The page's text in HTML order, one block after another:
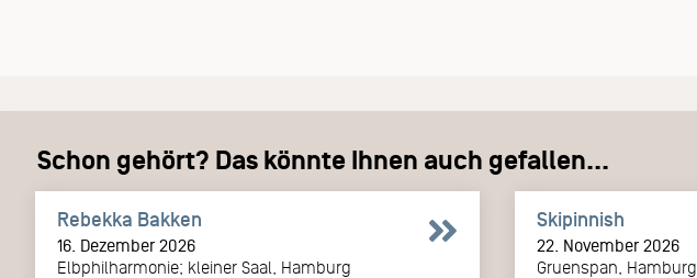
Schon gehört? Das könnte Ihnen auch gefallen...
Rebekka Bakken
16. Dezember 2026
Elbphilharmonie; kleiner Saal, Hamburg
Skipinnish
22. November 2026
Gruenspan, Hamburg